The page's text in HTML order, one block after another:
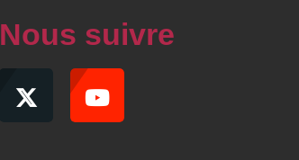
Nous suivre